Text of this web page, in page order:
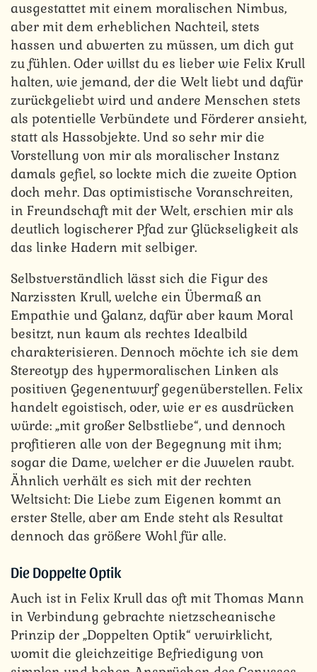
ausgestattet mit einem moralischen Nimbus,
aber mit dem erheblichen Nachteil, stets
hassen und abwerten zu müssen, um dich gut
zu fühlen. Oder willst du es lieber wie Felix Krull
halten, wie jemand, der die Welt liebt und dafür
zurückgeliebt wird und andere Menschen stets
als potentielle Verbündete und Förderer ansieht,
statt als Hassobjekte. Und so sehr mir die
Vorstellung von mir als moralischer Instanz
damals gefiel, so lockte mich die zweite Option
doch mehr. Das optimistische Voranschreiten,
in Freundschaft mit der Welt, erschien mir als
deutlich logischerer Pfad zur Glückseligkeit als
das linke Hadern mit selbiger.
Selbstverständlich lässt sich die Figur des
Narzissten Krull, welche ein Übermaß an
Empathie und Galanz, dafür aber kaum Moral
besitzt, nun kaum als rechtes Idealbild
charakterisieren. Dennoch möchte ich sie dem
Stereotyp des hypermoralischen Linken als
positiven Gegenentwurf gegenüberstellen. Felix
handelt egoistisch, oder, wie er es ausdrücken
würde: „mit großer Selbstliebe“, und dennoch
profitieren alle von der Begegnung mit ihm;
sogar die Dame, welcher er die Juwelen raubt.
Ähnlich verhält es sich mit der rechten
Weltsicht: Die Liebe zum Eigenen kommt an
erster Stelle, aber am Ende steht als Resultat
dennoch das größere Wohl für alle.
Die Doppelte Optik
Auch ist in Felix Krull das oft mit Thomas Mann
in Verbindung gebrachte nietzscheanische
Prinzip der „Doppelten Optik“ verwirklicht,
womit die gleichzeitige Befriedigung von